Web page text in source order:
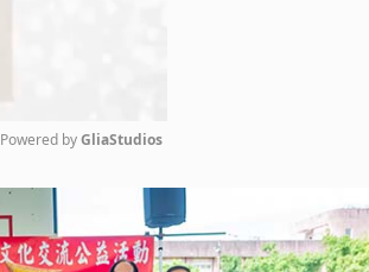
Mute
Powered by GliaStudios